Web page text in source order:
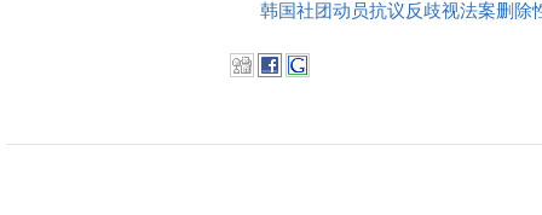
韩国社团动员抗议反歧视法案删除